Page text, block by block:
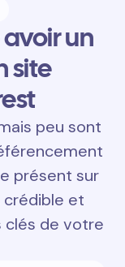
un
site
peu sont
présent sur
crédible et
clés de votre